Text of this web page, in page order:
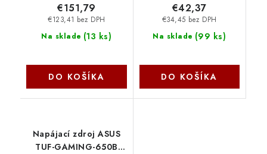
Na sklade (13 ks)
€123,41 bez DPH
€151,79
DO KOŠÍKA
Na sklade (99 ks)
€34,45 bez DPH
€42,37
DO KOŠÍKA
Napájací zdroj ASUS
TUF-GAMING-650B